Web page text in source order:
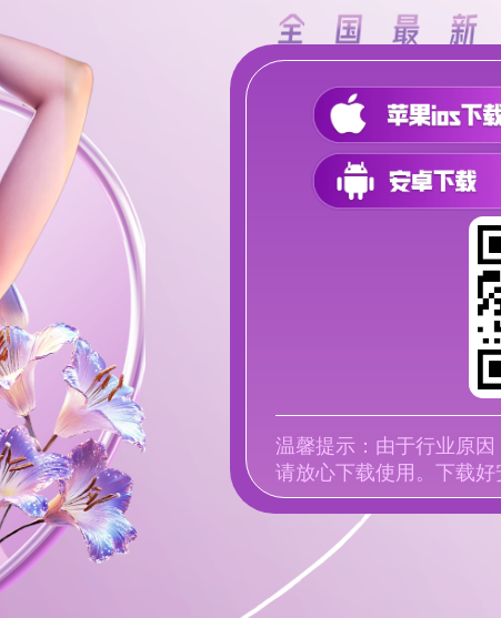
温馨提示：由于行业原因
请放心下载使用。下载好